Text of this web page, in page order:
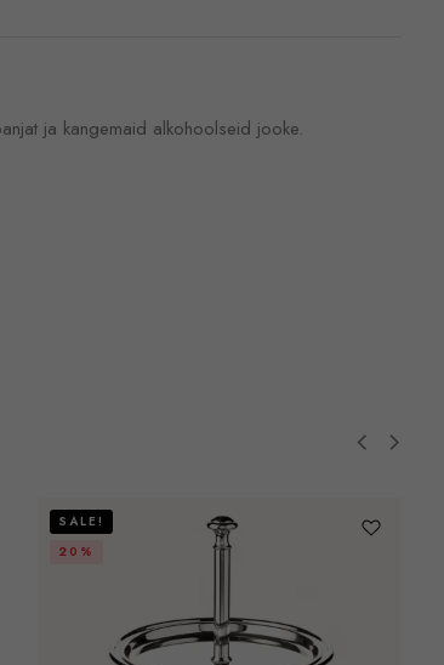
ja kangemaid alkohoolseid jooke.
SALE!
20%